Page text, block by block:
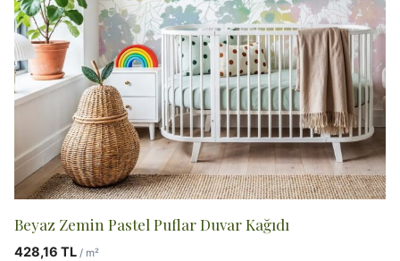
Beyaz Zemin Pastel Puflar Duvar Kağıdı
428,16 TL / m²